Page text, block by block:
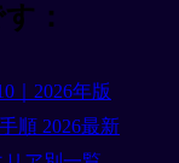
：
｜2026年版
順 2026最新